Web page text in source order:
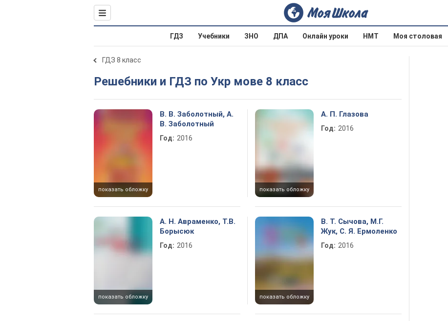
ГДЗ Учебники ЗНО ДПА Онлайн уроки НМТ Моя столовая
ГДЗ 8 класс
Решебники и ГДЗ по Укр мове 8 класс
показать обложку
В. В. Заболотный, А.
В. Заболотный
Год: 2016
показать обложку
А. П. Глазова
Год: 2016
показать обложку
А. Н. Авраменко, Т.В.
Борысюк
Год: 2016
показать обложку
В. Т. Сычова, М.Г.
Жук, С. Я. Ермоленко
Год: 2016